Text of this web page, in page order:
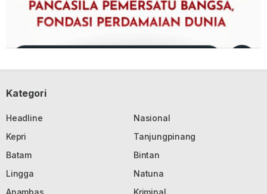
Kategori
Headline
Nasional
Kepri
Tanjungpinang
Batam
Bintan
Lingga
Natuna